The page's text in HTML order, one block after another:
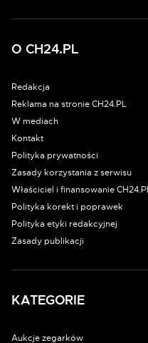
O CH24.PL
Redakcja
Reklama na stronie CH24.PL
W mediach
Kontakt
Polityka prywatności
Zasady korzystania z serwisu
Właściciel i finansowanie CH24.PL
Polityka korekt i poprawek
Polityka etyki redakcyjnej
Zasady publikacji
KATEGORIE
Aukcje zegarków